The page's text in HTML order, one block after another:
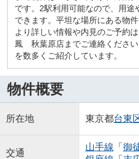
です。2駅利用可能なので、用途
できます。平坦な場所にある物
より詳しい情報や内見のご予約
鳳 秋葉原店までご連絡くださ
を数多くご紹介しています。
物件概要
所在地 東京都台東
交通
山手線 「 御